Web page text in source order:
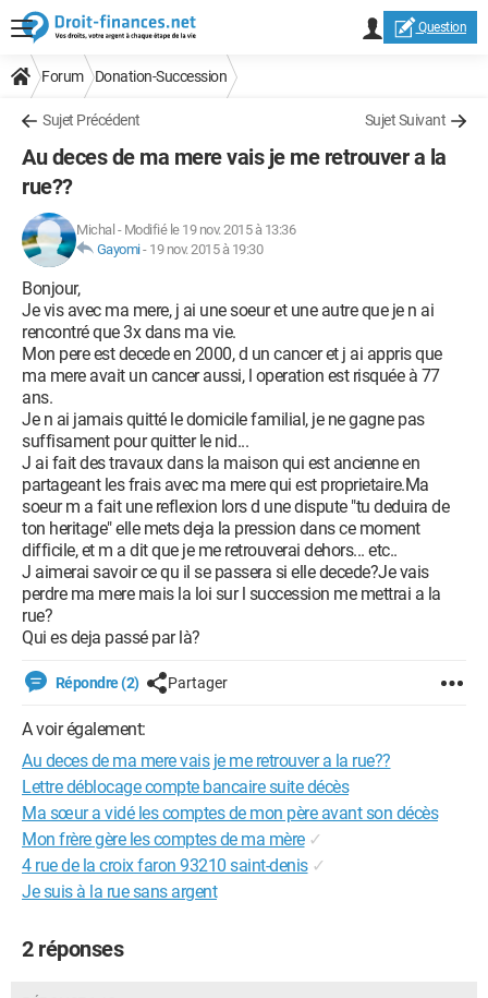
Question
Forum Donation-Succession
Sujet Précédent Sujet Suivant
Au deces de ma mere vais je me retrouver a la
rue??
Michal - Modifié le 19 nov. 2015 à 13:36
Gayomi- 19 nov. 2015 à 19:30
Bonjour,
Je vis avec ma mere, j ai une soeur et une autre que je n ai
rencontré que 3x dans ma vie.
Mon pere est decede en 2000, d un cancer et j ai appris que
ma mere avait un cancer aussi, l operation est risquée à 77
ans.
Je n ai jamais quitté le domicile familial, je ne gagne pas
suffisament pour quitter le nid...
J ai fait des travaux dans la maison qui est ancienne en
partageant les frais avec ma mere qui est proprietaire.Ma
soeur m a fait une reflexion lors d une dispute "tu deduira de
ton heritage" elle mets deja la pression dans ce moment
difficile, et m a dit que je me retrouverai dehors... etc..
J aimerai savoir ce qu il se passera si elle decede?Je vais
perdre ma mere mais la loi sur l succession me mettrai a la
rue?
Qui es deja passé par là?
Répondre (2) Partager
A voir également:
Au deces de ma mere vais je me retrouver a la rue??
Lettre déblocage compte bancaire suite décès
Ma sœur a vidé les comptes de mon père avant son décès
Mon frère gère les comptes de ma mère ✓
4 rue de la croix faron 93210 saint-denis ✓
Je suis à la rue sans argent
2 réponses